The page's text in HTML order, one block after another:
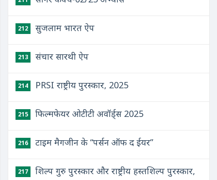
212 सुजलाम भारत ऐप
213 संचार सारथी ऐप
214 PRSI राष्ट्रीय पुरस्कार, 2025
215 फिल्मफेयर ओटीटी अवॉर्ड्स 2025
216 टाइम मैगजीन के “पर्सन ऑफ द ईयर”
217
शिल्प गुरु पुरस्कार और राष्ट्रीय हस्तशिल्प पुरस्कार,